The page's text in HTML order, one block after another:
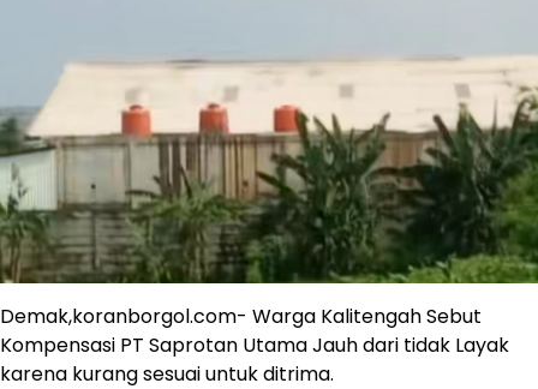
Demak,koranborgol.com- Warga Kalitengah Sebut
Kompensasi PT Saprotan Utama Jauh dari tidak Layak
karena kurang sesuai untuk ditrima.